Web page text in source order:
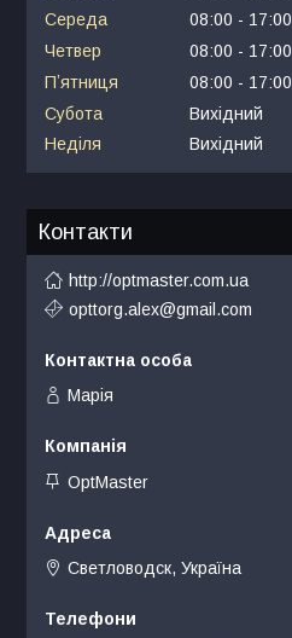
Середа
08:00
17:00
Четвер
08:00
17:00
Пʼятниця
08:00
17:00
Субота
Вихідний
Неділя
Вихідний
Контакти
http://optmaster.com.ua
opttorg.alex@gmail.com
Марія
OptMaster
Светловодск, Україна